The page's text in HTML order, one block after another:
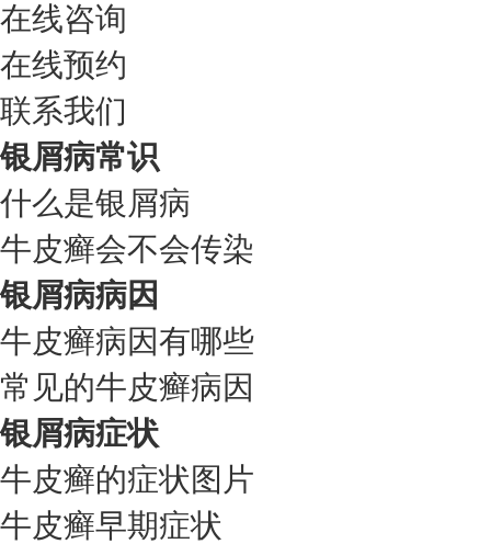
在线咨询
在线预约
联系我们
银屑病常识
什么是银屑病
牛皮癣会不会传染
银屑病病因
牛皮癣病因有哪些
常见的牛皮癣病因
银屑病症状
牛皮癣的症状图片
牛皮癣早期症状